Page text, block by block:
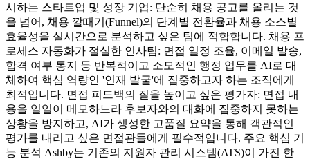
시하는 스타트업 및 성장 기업: 단순히 채용 공고를 올리는 것
을 넘어, 채용 깔때기(Funnel)의 단계별 전환율과 채용 소스별
효율성을 실시간으로 분석하고 싶은 팀에 적합합니다. 채용 프
로세스 자동화가 절실한 인사팀: 면접 일정 조율, 이메일 발송,
합격 여부 통지 등 반복적이고 소모적인 행정 업무를 AI로 대
체하여 핵심 역량인 '인재 발굴'에 집중하고자 하는 조직에게
최적입니다. 면접 피드백의 질을 높이고 싶은 평가자: 면접 내
용을 일일이 메모하느라 후보자와의 대화에 집중하지 못하는
상황을 방지하고, AI가 생성한 고품질 요약을 통해 객관적인
평가를 내리고 싶은 면접관들에게 필수적입니다. 주요 핵심 기
능 분석 Ashby는 기존의 지원자 관리 시스템(ATS)이 가진 한